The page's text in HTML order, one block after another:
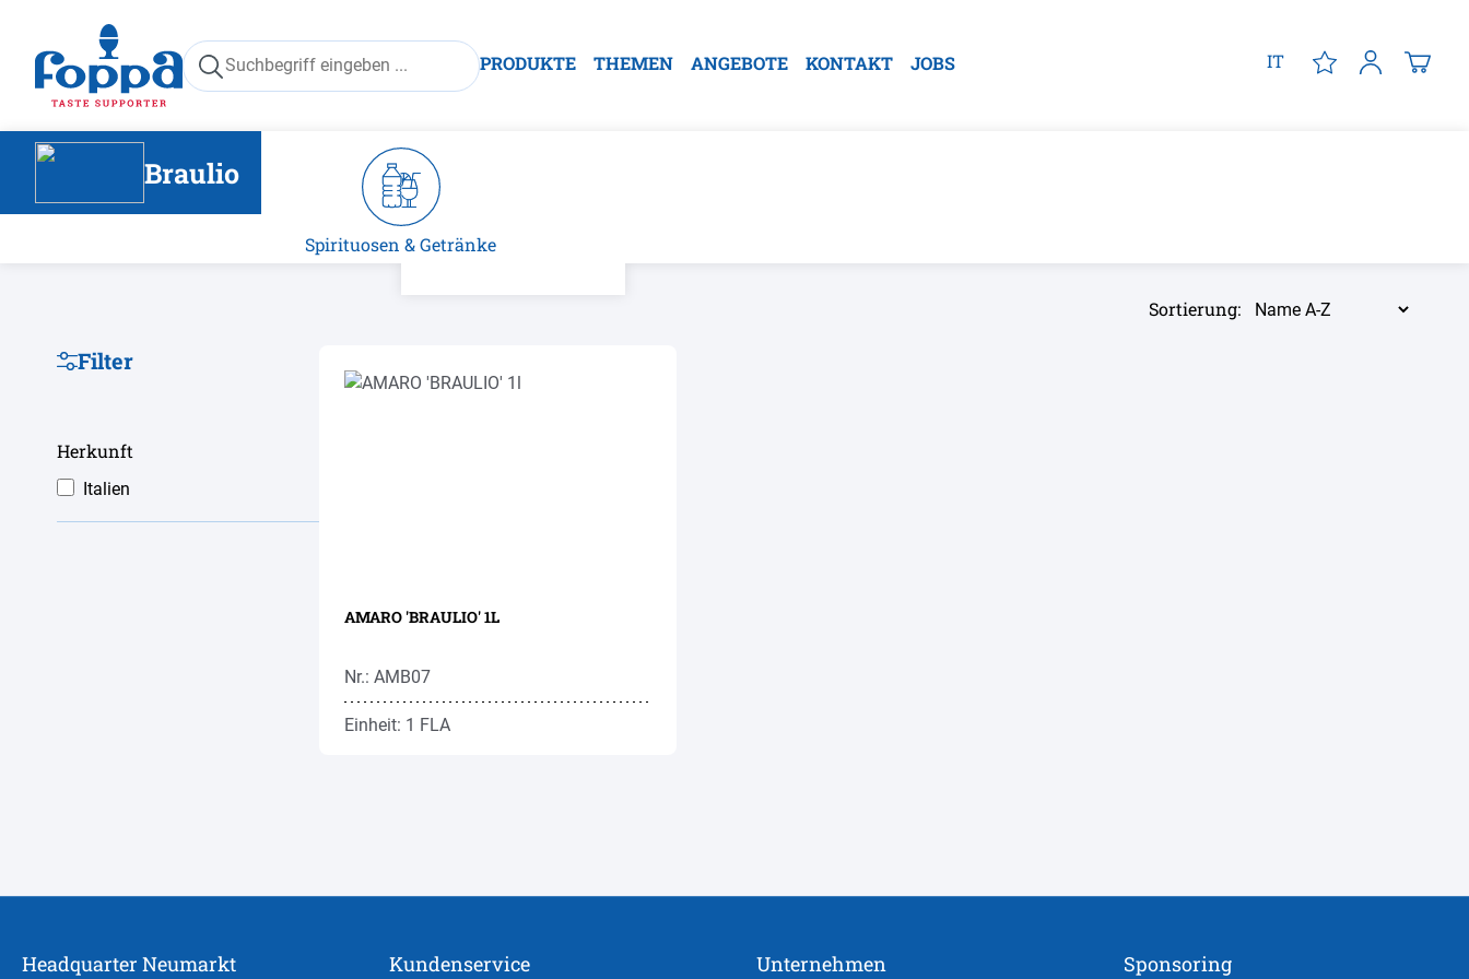
Zur Hauptnavigation springen
PRODUKTE THEMEN ANGEBOTE KONTAKT JOBS IT
Braulio
Spirituosen & Getränke
Filter
Herkunft
Italien
Sortierung:
AMARO 'BRAULIO' 1L
Nr.: AMB07
Einheit: 1 FLA
Headquarter Neumarkt Kundenservice Unternehmen Sponsoring